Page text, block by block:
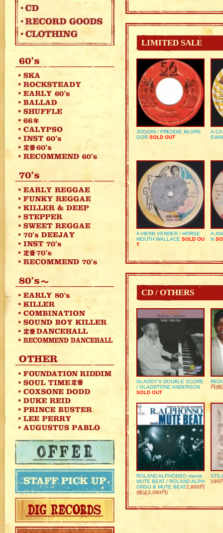
LIMITED SALE
JOGGIN / FREDDIE McGRE
GOR SOLD OUT
A:HERB VENDER / HORSE
MOUTH WALLACE SOLD OU
T
N
CD / OTHERS
GLADDY’S DOUBLE SCORE
/ GLADSTONE ANDERSON
SOLD OUT
円(
ROLAND ALPHONSO meets
MUTE BEAT / ROLAND ALPH
ONSO & MUTE BEAT2,800円
(税込3,080円)
190